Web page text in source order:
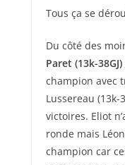
Tous ça se
Du côté des
Paret (13k-38GJ)
champion avec
Lussereau (13k-
victoires. Eliot
ronde mais
champion car